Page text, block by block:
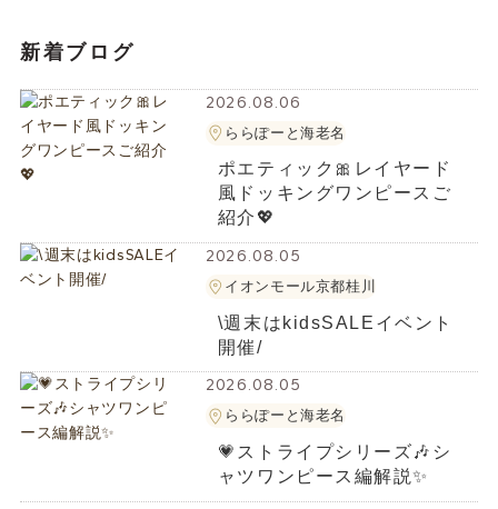
新着ブログ
2026.08.06
ららぽーと海老名
ポエティック🎀レイヤード
風ドッキングワンピースご
紹介💖
2026.08.05
イオンモール京都桂川
\週末はkidsSALEイベント
開催/
2026.08.05
ららぽーと海老名
💗ストライプシリーズ🎶シ
ャツワンピース編解説✨